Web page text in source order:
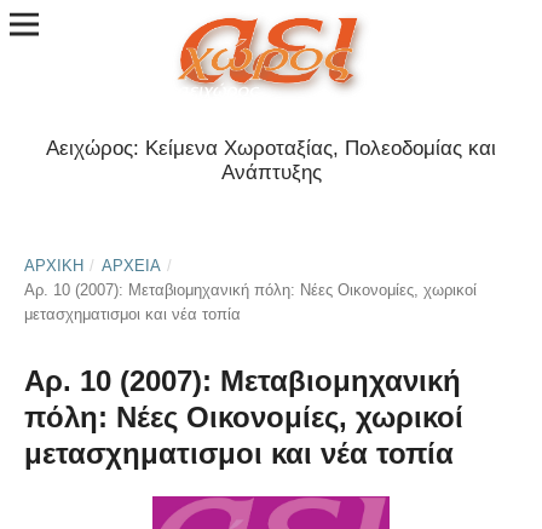
Αειχώρος: Κείμενα Χωροταξίας, Πολεοδομίας και
Ανάπτυξης
ΑΡΧΙΚΉ / ΑΡΧΕΊΑ /
Αρ. 10 (2007): Μεταβιομηχανική πόλη: Νέες Οικονομίες, χωρικοί
μετασχηματισμοι και νέα τοπία
Αρ. 10 (2007): Μεταβιομηχανική
πόλη: Νέες Οικονομίες, χωρικοί
μετασχηματισμοι και νέα τοπία